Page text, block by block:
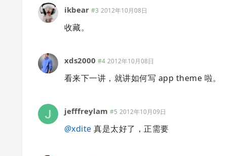
ikbear #3 2012年10月08日
收藏。
xds2000 #4 2012年10月08日
看来下一讲，就讲如何写 app theme 啦。
jefffreylam #5 2012年10月09日
@xdite 真是太好了，正需要